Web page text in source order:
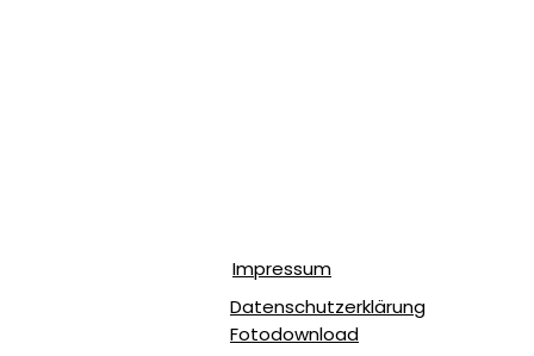
Impressum
Datenschutzerklärung
Fotodownload